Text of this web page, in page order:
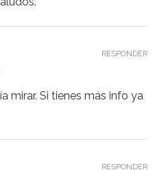
mirar. Si tienes más info ya
RESPONDER
RESPONDER